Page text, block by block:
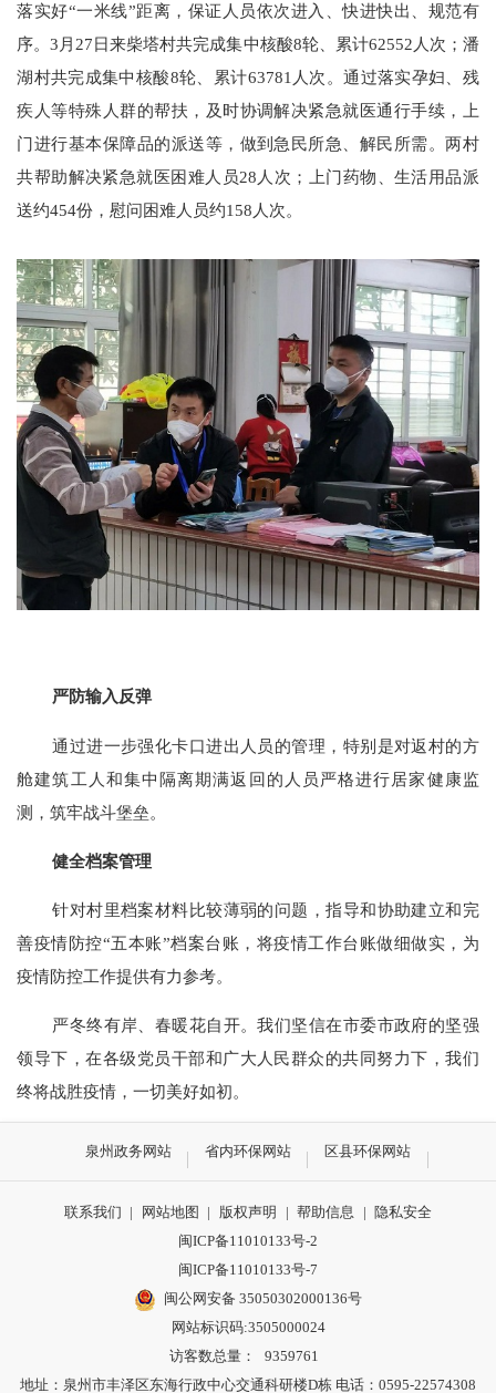
落实好“一米线”距离，保证人员依次进入、快进快出、规范有
序。3月27日来柴塔村共完成集中核酸8轮、累计62552人次；潘
湖村共完成集中核酸8轮、累计63781人次。通过落实孕妇、残
疾人等特殊人群的帮扶，及时协调解决紧急就医通行手续，上
门进行基本保障品的派送等，做到急民所急、解民所需。两村
共帮助解决紧急就医困难人员28人次；上门药物、生活用品派
送约454份，慰问困难人员约158人次。
严防输入反弹
通过进一步强化卡口进出人员的管理，特别是对返村的方
舱建筑工人和集中隔离期满返回的人员严格进行居家健康监
测，筑牢战斗堡垒。
健全档案管理
针对村里档案材料比较薄弱的问题，指导和协助建立和完
善疫情防控“五本账”档案台账，将疫情工作台账做细做实，为
疫情防控工作提供有力参考。
严冬终有岸、春暖花自开。我们坚信在市委市政府的坚强
领导下，在各级党员干部和广大人民群众的共同努力下，我们
终将战胜疫情，一切美好如初。
泉州政务网站 省内环保网站 区县环保网站
联系我们 | 网站地图 | 版权声明 | 帮助信息 | 隐私安全
闽ICP备11010133号-2
闽ICP备11010133号-7
闽公网安备 35050302000136号
网站标识码:3505000024
访客数总量：
9359761
地址：泉州市丰泽区东海行政中心交通科研楼D栋 电话：0595-22574308